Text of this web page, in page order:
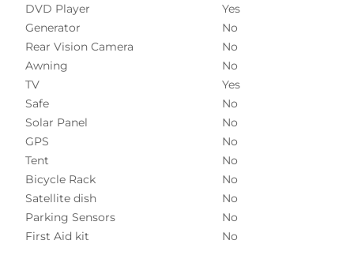
DVD Player
Yes
Generator
No
Rear Vision Camera
No
Awning
No
TV
Yes
Safe
No
Solar Panel
No
GPS
No
Tent
No
Bicycle Rack
No
Satellite dish
No
Parking Sensors
No
First Aid kit
No